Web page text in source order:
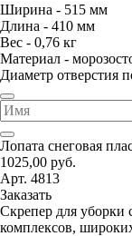
Ширина - 515 мм
Длина - 410 мм
Вес - 0,76 кг
Материал -
Диаметр отверстия
Лопата снеговая
1025,00 руб.
Арт. 4813
Заказать
Скрепер для уборки
комплексов,